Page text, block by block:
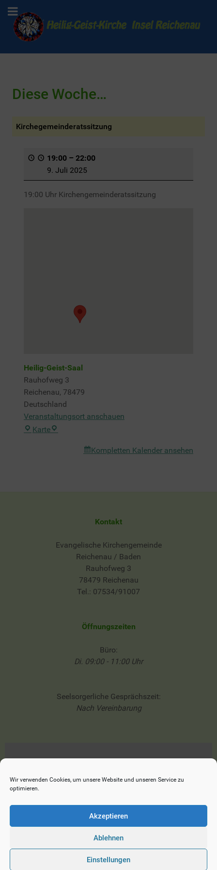
Wir verwenden Cookies, um unsere Website und unseren Service zu
optimieren.
Akzeptieren
Ablehnen
Einstellungen
Diese Woche…
Kirchegemeinderatssitzung
19:00 – 22:00
9. Juli 2025
19:00 Uhr Kirchengemeinderatssitzung
Heilig-Geist-Saal
Rauhofweg 3
Reichenau, 78479
Deutschland
Veranstaltungsort anschauen
KarteHeilig-
Kompletten Kalender ansehen
Kontakt
Evangelische Kirchengemeinde
Reichenau / Baden
Rauhofweg 3
78479 Reichenau
Tel.: 07534/91007
Öffnungszeiten
Büro:
Di. 09:00 - 11:00 Uhr
Seelsorgerliche Gesprächszeit:
Nach Vereinbarung
© 2026 Ev. Heilig-Geist-Kirche Reichenau